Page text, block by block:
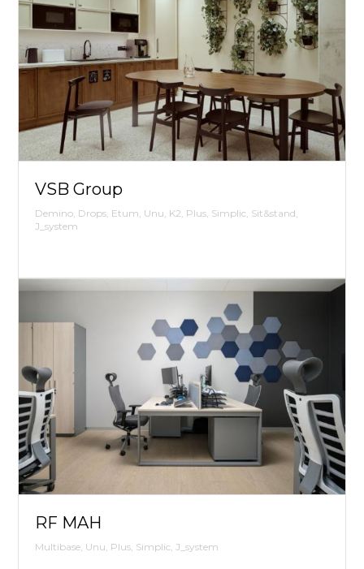
VSB Group
Demino, Drops, Etum, Unu, K2, Plus, Simplic, Sit&stand,
J_system
RF MAH
Multibase, Unu, Plus, Simplic, J_system